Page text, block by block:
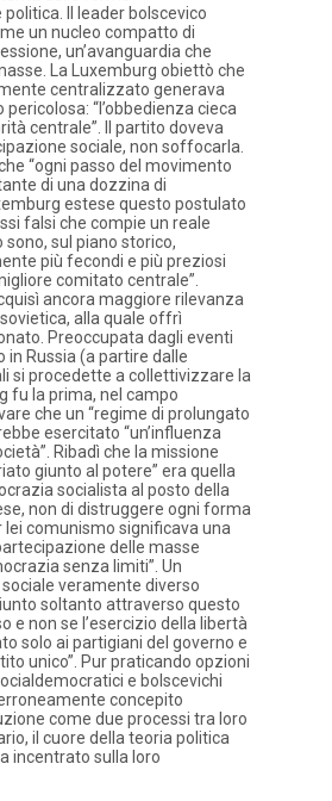
Il leader bolscevico
un nucleo compatto di
un’avanguardia che
La Luxemburg obiettò che
centralizzato generava
“l’obbedienza cieca
centrale”. Il partito doveva
sociale, non soffocarla.
“ogni passo del movimento
di una dozzina di
estese questo postulato
falsi che compie un reale
sul piano storico,
più fecondi e più preziosi
comitato centrale”.
ancora maggiore rilevanza
alla quale offrì
Preoccupata dagli eventi
in Russia (a partire dalle
si procedette a collettivizzare la
fu la prima, nel campo
che un “regime di prolungato
esercitato “un’influenza
Ribadì che la missione
giunto al potere” era quella
socialista al posto della
non di distruggere ogni forma
lei comunismo significava una
delle masse
senza limiti”. Un
veramente diverso
soltanto attraverso questo
e non se l’esercizio della libertà
solo ai partigiani del governo e
unico”. Pur praticando opzioni
e bolscevichi
concepito
come due processi tra loro
il cuore della teoria politica
incentrato sulla loro